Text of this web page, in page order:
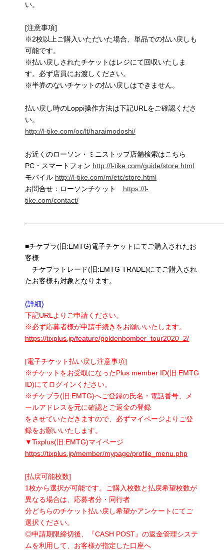
い。
[注意事項]
※2枚以上ご購入いただいた場合、単品での払い戻しも
可能です。
※払い戻しされたチケットはレジにて回収いたしま
す。必ず店員にお渡しください。
※半券のないチケットの払い戻しはできません。
払い戻し時のLoppi操作方法は下記URLをご確認くださ
い。
http://l-tike.com/oc/lt/haraimodoshi/
お近くのローソン・ミニストップ店舗検索はこちら
PC・スマートフォン http://l-tike.com/guide/store.html
モバイル http://l-tike.com/m/etc/store.html
お問合せ：ローソンチケット https://l-
tike.com/contact/
■チケプラ(旧:EMTG)電子チケットにてご購入されたお
客様
チケプラトレード(旧:EMTG TRADE)にてご購入され
たお客様も対象となります。
(詳細)
下記URLよりご申請ください。
※必ず応募者様が申請手続きをお願いいたします。
https://tixplus.jp/feature/goldenbomber_tour2020_2/
[電子チケット払い戻し注意事項]
※チケットをお受取になったPlus member ID(旧:EMTG
ID)にてログインください。
※チケプラ(旧:EMTG)へご登録の氏名・電話番号、メ
ールアドレスを元に確認とご返金の登録
をさせていただきますので、必ずマイページよりご登
録をお願いいたします。
▼Tixplus(旧:EMTG)マイページ
https://tixplus.jp/member/mypage/profile_menu.php
[払戻可能枚数]
1枚から選択が可能です。ご購入枚数と払戻希望枚数が
異なる場合は、応募者分・同行者
分どちらのチケット払い戻し希望かアンケートにてご
選択ください。
◎申請期限締切後、『CASH POST』の返金管理システ
ムを利用して、お客様が指定した口座へ